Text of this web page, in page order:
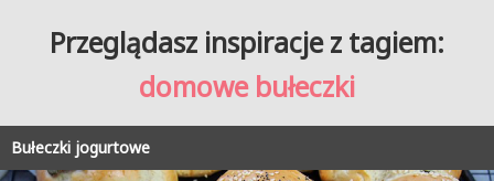
Przeglądasz inspiracje z tagiem:
domowe bułeczki
Bułeczki jogurtowe